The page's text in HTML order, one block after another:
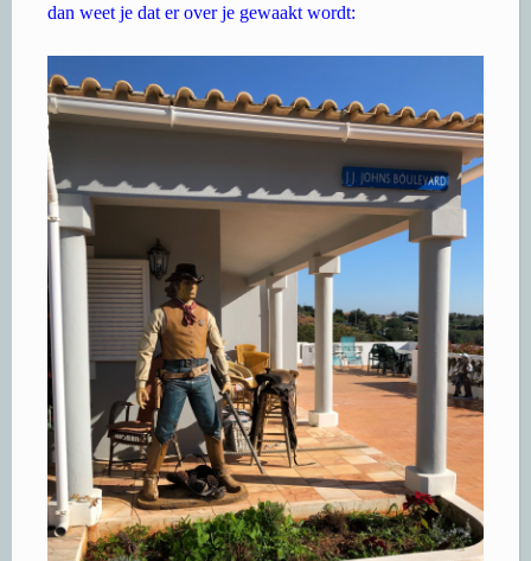
dan weet je dat er over je gewaakt wordt: